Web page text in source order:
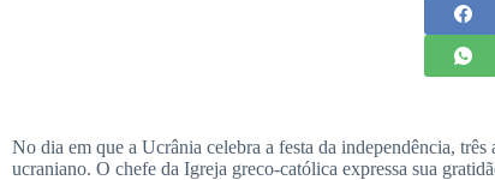
No dia em que a Ucrânia celebra a festa da independência,
ucraniano. O chefe da Igreja greco-católica expressa sua